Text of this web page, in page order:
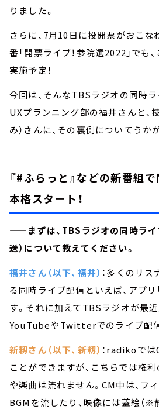
りました。
さらに、7月10日に投開票がおこな
番「開票ライブ！参院選2022」でも
実施予定！
今回は、そんなTBSラジオの同時ラ
UXプランニング部の福井さんと、
み）さんに、その裏側についてうか
『#ふらっと』などの新番組
本格スタート！
——まずは、TBSラジオの同時ライ
送）について教えてください。
福井さん（以下、福井） ：多くのリ
る同時ライブ配信といえば、アプ
す。それに加えてTBSラジオが最
YouTubeやTwitterでのライブ配信
新籾さん（以下、新籾） ：radikoでは
ことができますが、こちらでは権
や楽曲は流れません。CM中は、フ
BGMを流したり、映像には蓋絵（※